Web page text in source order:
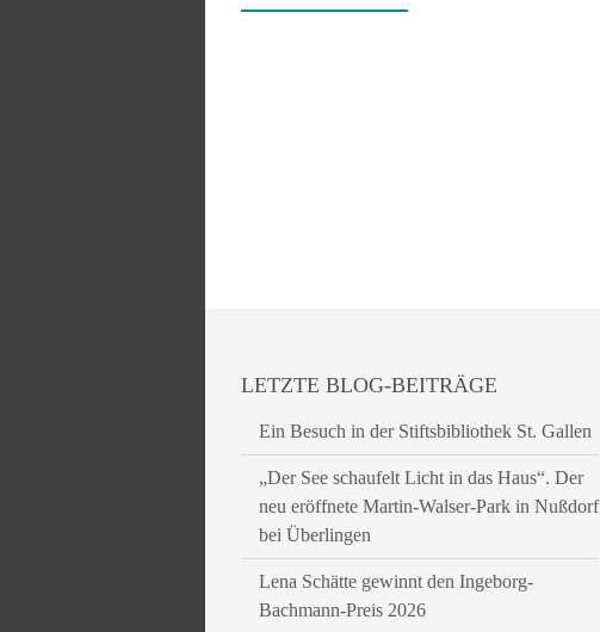
LETZTE BLOG-BEITRÄGE
Ein Besuch in der Stiftsbibliothek St. Gallen
„Der See schaufelt Licht in das Haus“. Der
neu eröffnete Martin-Walser-Park in Nußdorf
bei Überlingen
Lena Schätte gewinnt den Ingeborg-
Bachmann-Preis 2026